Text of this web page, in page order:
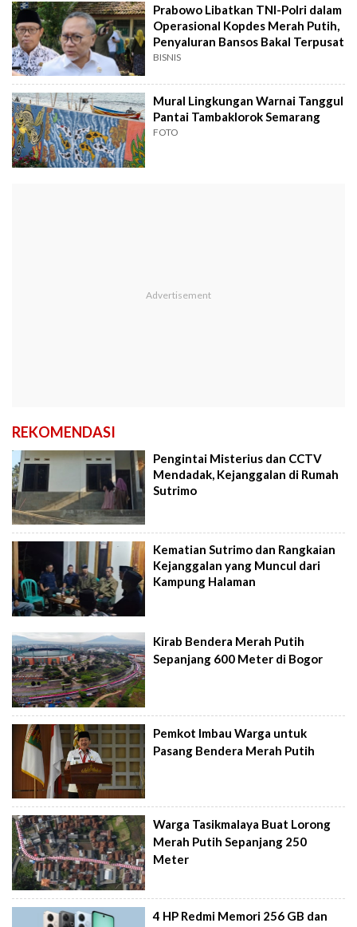
Prabowo Libatkan TNI-Polri dalam
Operasional Kopdes Merah Putih,
Penyaluran Bansos Bakal Terpusat
BISNIS
Mural Lingkungan Warnai Tanggul
Pantai Tambaklorok Semarang
FOTO
REKOMENDASI
Pengintai Misterius dan CCTV
Mendadak, Kejanggalan di Rumah
Sutrimo
Kematian Sutrimo dan Rangkaian
Kejanggalan yang Muncul dari
Kampung Halaman
Kirab Bendera Merah Putih
Sepanjang 600 Meter di Bogor
Pemkot Imbau Warga untuk
Pasang Bendera Merah Putih
Warga Tasikmalaya Buat Lorong
Merah Putih Sepanjang 250
Meter
4 HP Redmi Memori 256 GB dan